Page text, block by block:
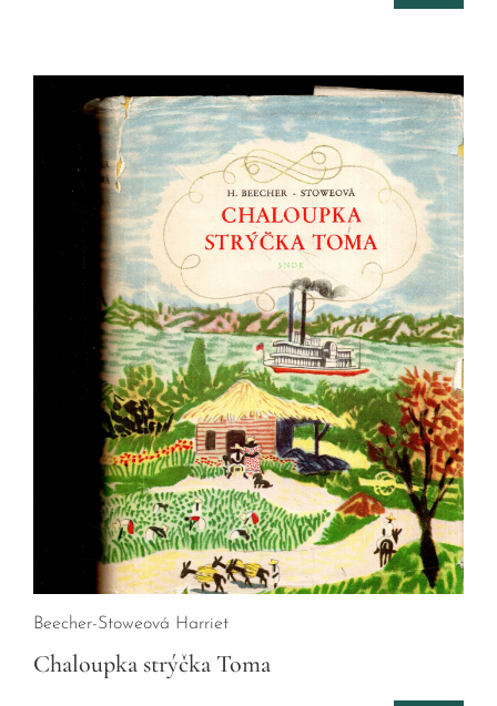
Beecher-Stoweová Harriet
Chaloupka strýčka Toma